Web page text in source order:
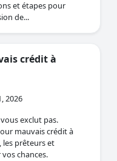
et étapes pour
de...
crédit à
2026
exclut pas.
mauvais crédit à
les prêteurs et
chances.